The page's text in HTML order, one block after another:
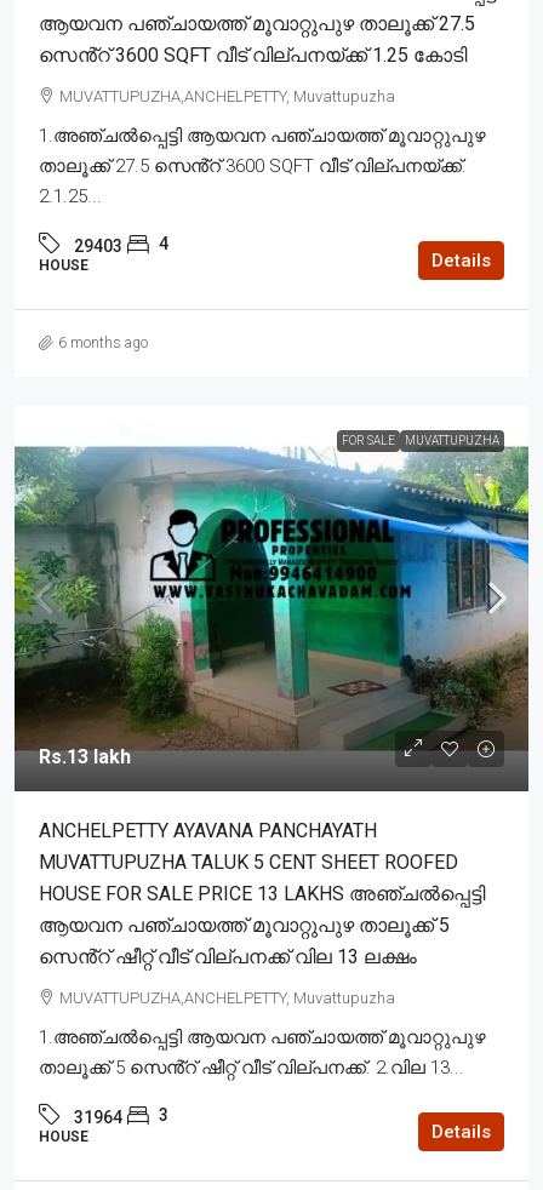
ആയവന പഞ്ചായത്ത് മൂവാറ്റുപുഴ താലൂക്ക് 27.5
സെൻ്റ് 3600 SQFT വീട് വില്പനയ്ക്ക് 1.25 കോടി
MUVATTUPUZHA,ANCHELPETTY, Muvattupuzha
1.അഞ്ചൽപ്പെട്ടി ആയവന പഞ്ചായത്ത് മൂവാറ്റുപുഴ
താലൂക്ക് 27.5 സെൻ്റ് 3600 SQFT വീട് വില്പനയ്ക്ക്.
2.1.25...
29403 4
HOUSE Details
6 months ago
FOR SALE MUVATTUPUZHA
Rs.13 lakh
ANCHELPETTY AYAVANA PANCHAYATH
MUVATTUPUZHA TALUK 5 CENT SHEET ROOFED
HOUSE FOR SALE PRICE 13 LAKHS അഞ്ചൽപ്പെട്ടി
ആയവന പഞ്ചായത്ത് മൂവാറ്റുപുഴ താലൂക്ക് 5
സെൻ്റ് ഷീറ്റ് വീട് വില്പനക്ക് വില 13 ലക്ഷം
MUVATTUPUZHA,ANCHELPETTY, Muvattupuzha
1.അഞ്ചൽപ്പെട്ടി ആയവന പഞ്ചായത്ത് മൂവാറ്റുപുഴ
താലൂക്ക് 5 സെൻ്റ് ഷീറ്റ് വീട് വില്പനക്ക്. 2.വില 13...
31964 3
HOUSE Details